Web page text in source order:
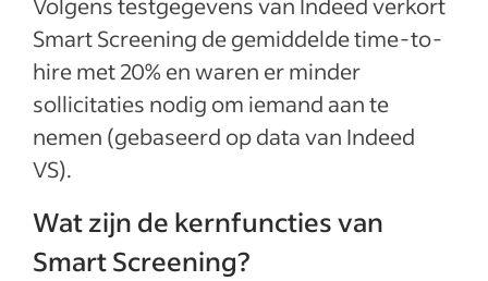
Smart Screening de gemiddelde time-to-
hire met 20% en waren er minder
sollicitaties nodig om iemand aan te
nemen (gebaseerd op data van Indeed
VS).
Wat zijn de kernfuncties van
Smart Screening?